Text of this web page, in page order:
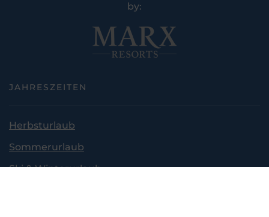
by:
JAHRESZEITEN
Herbsturlaub
Sommerurlaub
Ski & Winterurlaub